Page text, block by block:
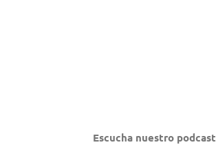
Escucha nuestro podcast